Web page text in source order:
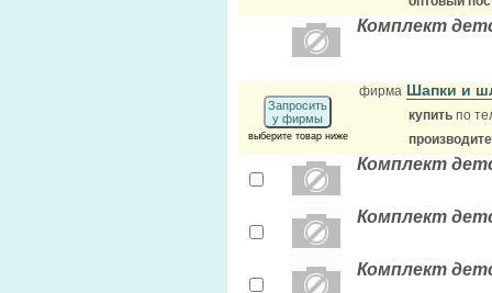
Комплект
Запросить
у фирмы
выберите товар ниже
фирма Шапки и
купить по
Комплект
Комплект
Комплект